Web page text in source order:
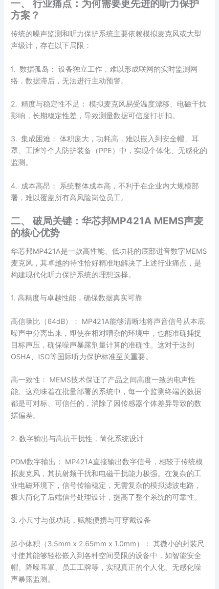
一、 行业痛点：为何需要更先进的听力保护
方案？
传统的噪声监测和听力保护系统主要依赖模拟麦克风或大型
声级计，存在以下局限：
1. 数据孤岛： 设备独立工作，难以形成联网的实时监测网
络，数据滞后，无法进行主动预警。
2. 精度与稳定性不足： 模拟麦克风易受温度漂移、电磁干扰
影响，长期稳定性差，导致测量数据可信度打折扣。
3. 集成困难： 体积庞大，功耗高，难以嵌入到安全帽、耳
罩、工牌等个人防护装备（PPE）中，实现个体化、无感化的
监测。
4. 成本高昂： 系统整体成本高，不利于在企业内大规模部
署，难以覆盖所有高风险岗位员工。
二、 破局关键：华芯邦MP421A MEMS声麦
的核心优势
华芯邦MP421A是一款高性能、低功耗的底部进音数字MEMS
麦克风，其卓越的特性恰好精准地解决了上述行业痛点，是
构建现代化听力保护系统的理想选择。
1. 高精度与卓越性能，确保数据真实可靠
高信噪比（64dB）： MP421A能够清晰地将声音信号从本底
噪声中分离出来，即使在相对嘈杂的环境中，也能准确捕捉
目标声压，确保噪声暴露剂量计算的准确性。这对于达到
OSHA、ISO等国际听力保护标准至关重要。
高一致性： MEMS技术保证了产品之间高度一致的电声性
能。这意味着在批量部署的系统中，每一个监测终端的数据
都是可对标、可信任的，消除了因传感器个体差异导致的数
据偏差。
2. 数字输出与高抗干扰性，简化系统设计
PDM数字输出： MP421A直接输出数字信号，相较于传统模
拟麦克风，其抗射频干扰和电磁干扰能力极强。在复杂的工
业电磁环境下，信号传输稳定，无需复杂的模拟滤波电路，
极大简化了后端信号处理设计，提高了整个系统的可靠性。
3. 小尺寸与低功耗，赋能便携与可穿戴设备
超小体积（3.5mm x 2.65mm x 1.0mm）： 其微小的封装尺
寸使其能够轻松嵌入到各种空间受限的设备中，如智能安全
帽、降噪耳罩、员工工牌等，实现真正的个人化、无感化噪
声暴露监测。